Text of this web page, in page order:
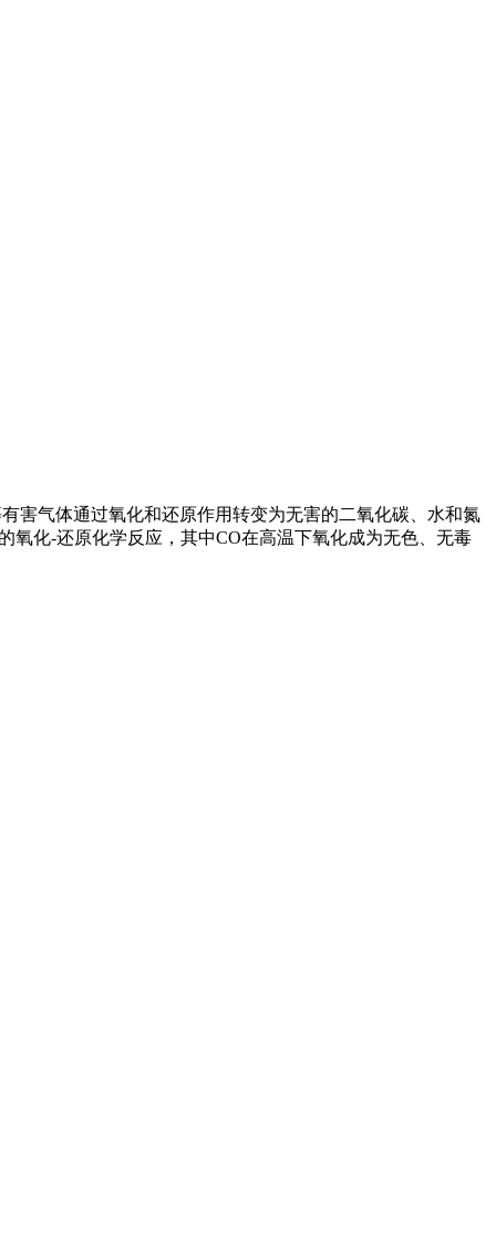
害气体通过氧化和还原作用转变为无害的二氧化碳、水和氮
氧化-还原化学反应，其中CO在高温下氧化成为无色、无毒